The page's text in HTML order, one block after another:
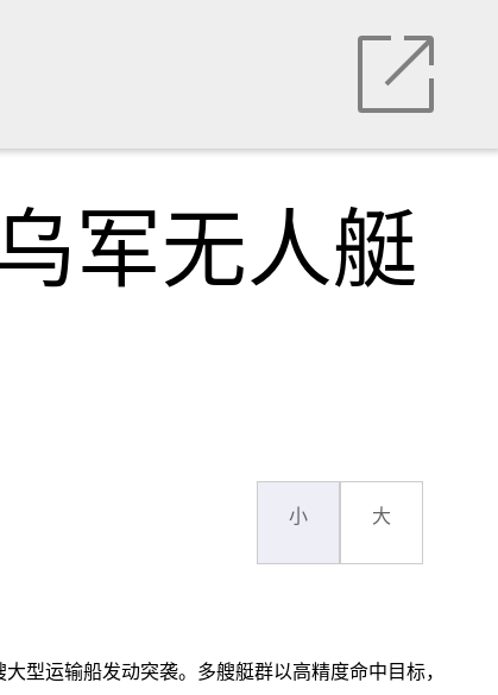
军无人艇
小 大
型运输船发动突袭。多艘艇群以高精度命中目标，